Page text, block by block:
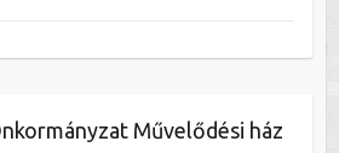
Művelődési ház